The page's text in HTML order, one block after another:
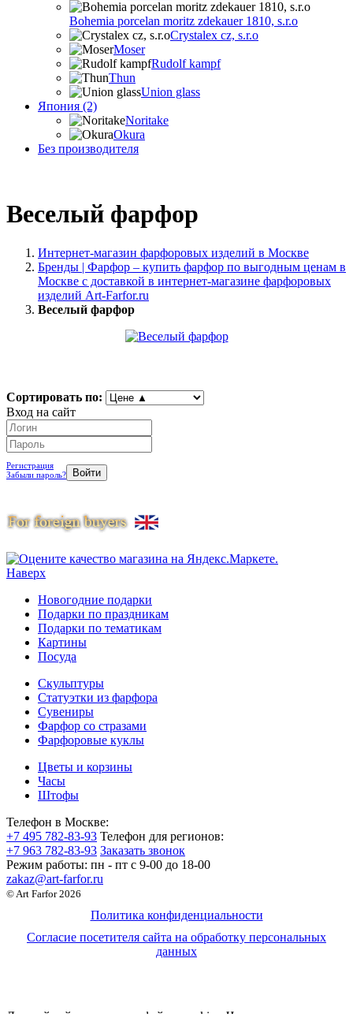
Bohemia porcelan moritz zdekauer 1810, s.r.o
Crystalex cz, s.r.o
Moser
Rudolf kampf
Thun
Union glass
Япония (2)
Noritake
Okura
Без производителя
Веселый фарфор
Интернет-магазин фарфоровых изделий в Москве
Бренды | Фарфор – купить фарфор по выгодным ценам в
Москве с доставкой в интернет-магазине фарфоровых
изделий Art-Farfor.ru
Веселый фарфор
Сортировать по:
Вход на сайт
Регистрация
Забыли пароль?
Наверх
Новогодние подарки
Подарки по праздникам
Подарки по тематикам
Картины
Посуда
Скульптуры
Статуэтки из фарфора
Сувениры
Фарфор со стразами
Фарфоровые куклы
Цветы и корзины
Часы
Штофы
Телефон в Москве:
+7 495 782-83-93 Телефон для регионов:
+7 963 782-83-93 Заказать звонок
Режим работы: пн - пт c 9-00 до 18-00
zakaz@art-farfor.ru
© Art Farfor 2026
Политика конфиденциальности
Согласие посетителя сайта на обработку персональных
данных